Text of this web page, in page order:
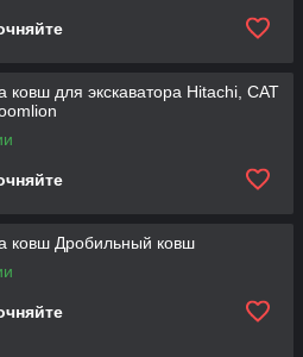
ковш для экскаватора Hitachi, CAT
ковш Дробильный ковш